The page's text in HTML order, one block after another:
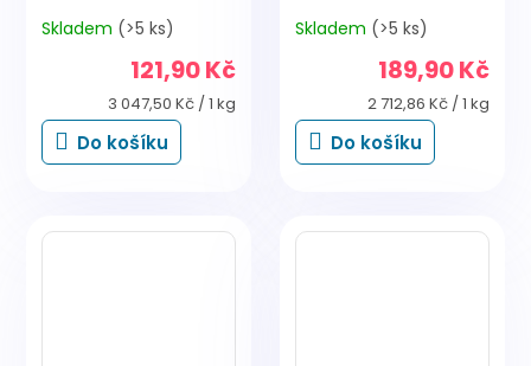
Skladem (>5 ks)
121,90 Kč
Měrná
cena:
3 047,50 Kč / 1 kg
Do košíku
Skladem (>5 ks)
189,90 Kč
Měrná
cena:
2 712,86 Kč / 1 kg
Do košíku